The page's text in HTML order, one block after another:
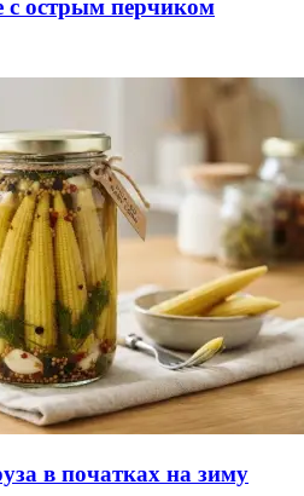
острым перчиком
в початках на зиму